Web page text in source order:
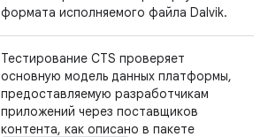
формата исполняемого файла Dalvik.
Тестирование CTS проверяет
основную модель данных платформы,
предоставляемую разработчикам
приложений через поставщиков
контента, как описано в пакете